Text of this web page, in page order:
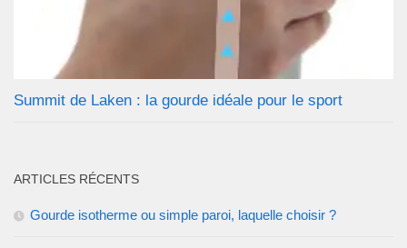
Summit de Laken : la gourde idéale pour le sport
ARTICLES RÉCENTS
Gourde isotherme ou simple paroi, laquelle choisir ?